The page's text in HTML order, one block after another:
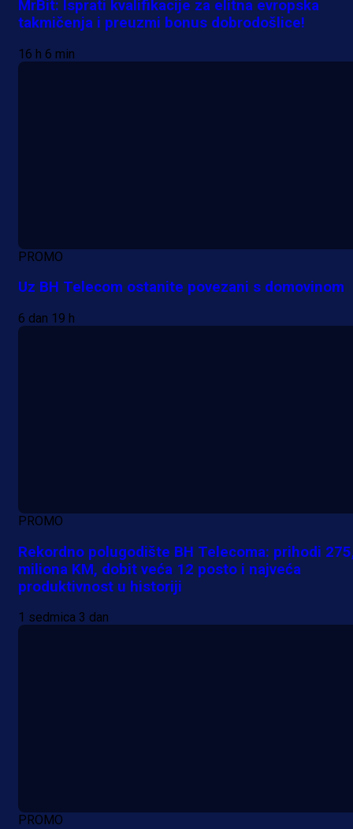
MrBit: Isprati kvalifikacije za elitna evropska
takmičenja i preuzmi bonus dobrodošlice!
16 h 6 min
PROMO
Uz BH Telecom ostanite povezani s domovinom
6 dan 19 h
PROMO
Rekordno polugodište BH Telecoma: prihodi
miliona KM, dobit veća 12 posto i najveća
produktivnost u historiji
1 sedmica 3 dan
PROMO